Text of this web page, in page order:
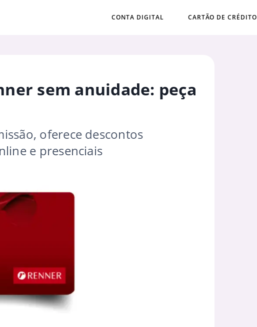
CONTA DIGITAL CARTÃO DE CRÉDITO
sem anuidade: peça
oferece descontos
e presenciais